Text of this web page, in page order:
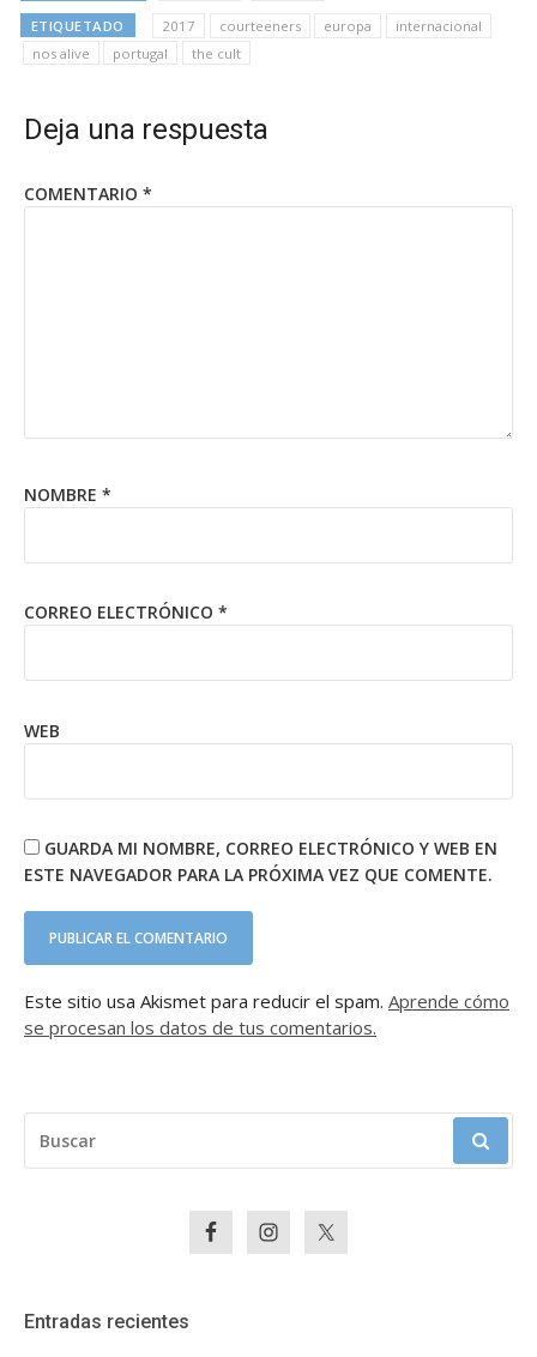
ETIQUETADO 2017 courteeners europa
internacional
nos alive
portugal the cult
Deja una respuesta
COMENTARIO *
NOMBRE *
CORREO ELECTRÓNICO *
WEB
GUARDA MI NOMBRE, CORREO ELECTRÓNICO Y WEB EN
ESTE NAVEGADOR PARA LA PRÓXIMA VEZ QUE COMENTE.
Este sitio usa Akismet para reducir el spam. Aprende cómo
se procesan los datos de tus comentarios.
Entradas recientes